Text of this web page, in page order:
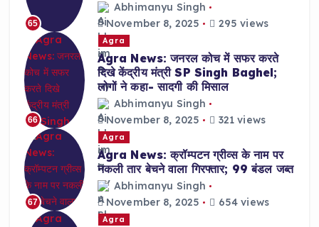
65
Abhimanyu Singh
November 8, 2025
295 views
66
Agra
Agra News: जनरल कोच में सफर करते
दिखे केंद्रीय मंत्री SP Singh Baghel;
लोगों ने कहा- सादगी की मिसाल
Abhimanyu Singh
November 8, 2025
321 views
67
Agra
Agra News: क्रॉम्पटन ग्रीव्स के नाम पर
नकली तार बेचने वाला गिरफ्तार; 99 बंडल जब्त
Abhimanyu Singh
November 8, 2025
654 views
Agra